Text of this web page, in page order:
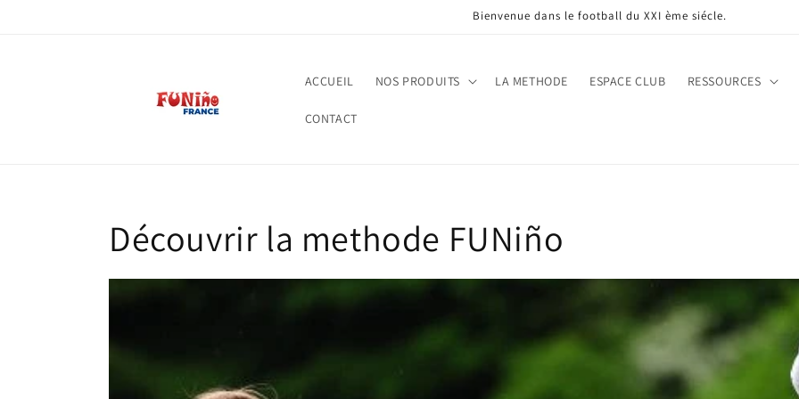
Bienvenue dans le football du XXI ème siécle.
ACCUEIL NOS PRODUITS LA METHODE ESPACE CLUB RESSOURCES
CONTACT
Découvrir la methode FUNiño